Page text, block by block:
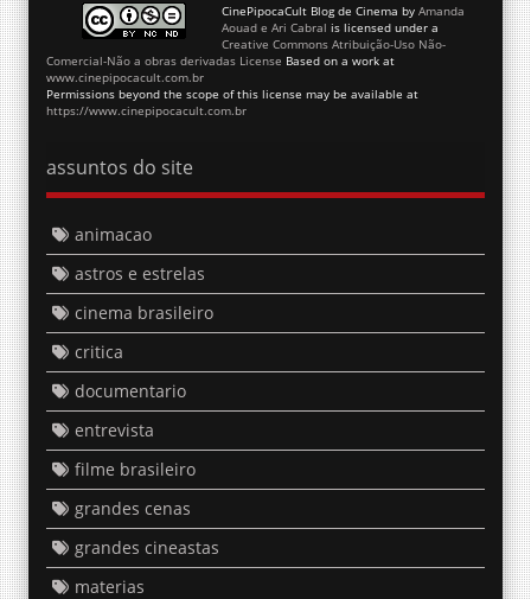
CinePipocaCult Blog de Cinema by Amanda
Aouad e Ari Cabral is licensed under a
Creative Commons Atribuição-Uso Não-
Comercial-Não a obras derivadas License Based on a work at
www.cinepipocacult.com.br
Permissions beyond the scope of this license may be available at
https://www.cinepipocacult.com.br
assuntos do site
animacao
astros e estrelas
cinema brasileiro
critica
documentario
entrevista
filme brasileiro
grandes cenas
grandes cineastas
materias